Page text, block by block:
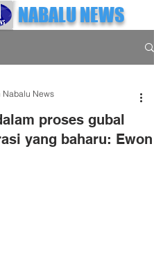
NABALU NEWS
proses gubal
yang baharu: Ewon
Nabalu News